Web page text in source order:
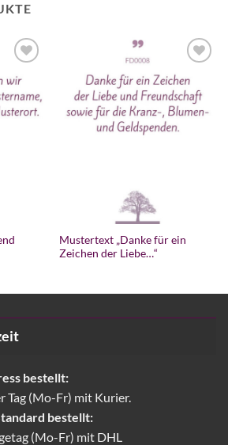
Mustertext „Danke für ein
Zeichen der Liebe…“
bestellt:
Tag (Mo-Fr) mit Kurier.
bestellt:
(Mo-Fr) mit DHL